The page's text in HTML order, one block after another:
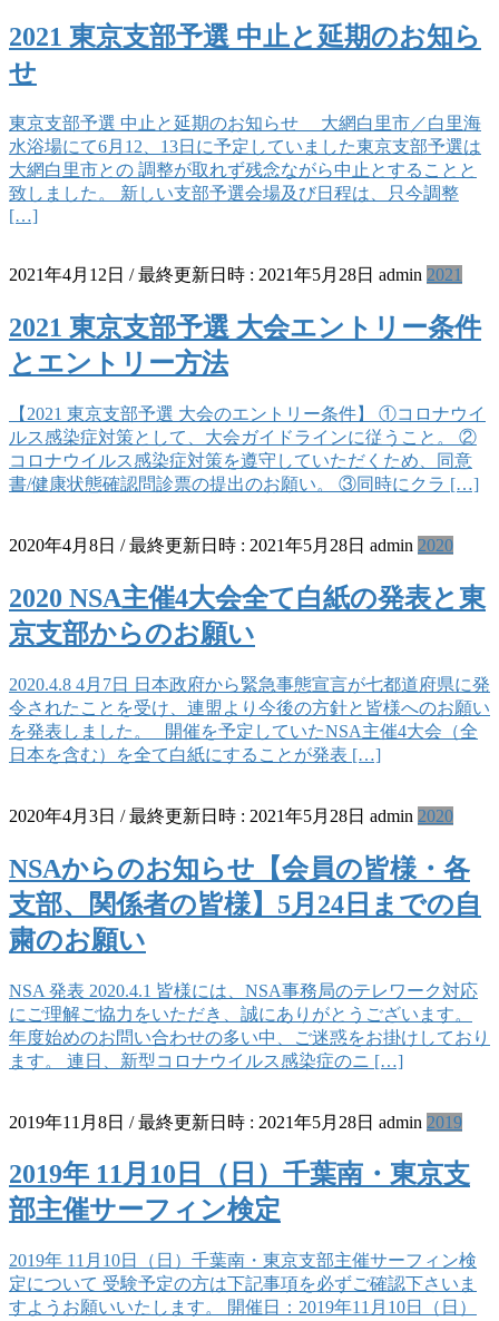
2021 東京支部予選 中止と延期のお知ら
せ
東京支部予選 中止と延期のお知らせ 大網白里市／白里海
水浴場にて6月12、13日に予定していました東京支部予選は
大網白里市との 調整が取れず残念ながら中止とすることと
致しました。 新しい支部予選会場及び日程は、只今調整
[…]
2021年4月12日 / 最終更新日時 : 2021年5月28日 admin 2021
2021 東京支部予選 大会エントリー条件
とエントリー方法
【2021 東京支部予選 大会のエントリー条件】 ①コロナウイ
ルス感染症対策として、大会ガイドラインに従うこと。 ②
コロナウイルス感染症対策を遵守していただくため、同意
書/健康状態確認問診票の提出のお願い。 ③同時にクラ […]
2020年4月8日 / 最終更新日時 : 2021年5月28日 admin 2020
2020 NSA主催4大会全て白紙の発表と東
京支部からのお願い
2020.4.8 4月7日 日本政府から緊急事態宣言が七都道府県に発
令されたことを受け、連盟より今後の方針と皆様へのお願い
を発表しました。 開催を予定していたNSA主催4大会（全
日本を含む）を全て白紙にすることが発表 […]
2020年4月3日 / 最終更新日時 : 2021年5月28日 admin 2020
NSAからのお知らせ【会員の皆様・各
支部、関係者の皆様】5月24日までの自
粛のお願い
NSA 発表 2020.4.1 皆様には、NSA事務局のテレワーク対応
にご理解ご協力をいただき、誠にありがとうございます。
年度始めのお問い合わせの多い中、ご迷惑をお掛けしており
ます。 連日、新型コロナウイルス感染症のニ […]
2019年11月8日 / 最終更新日時 : 2021年5月28日 admin 2019
2019年 11月10日（日）千葉南・東京支
部主催サーフィン検定
2019年 11月10日（日）千葉南・東京支部主催サーフィン検
定について 受験予定の方は下記事項を必ずご確認下さいま
すようお願いいたします。 開催日：2019年11月10日（日）